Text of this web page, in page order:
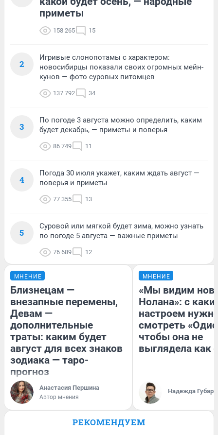
приметы
158 265 15
2
Игривые слонопотамы с характером:
новосибирцы показали своих огромных мейн-
кунов — фото суровых питомцев
137 792 34
3
По погоде 3 августа можно определить, каким
будет декабрь, — приметы и поверья
86 749 11
4
Погода 30 июля укажет, каким ждать август —
поверья и приметы
77 355 13
5
Суровой или мягкой будет зима, можно узнать
по погоде 5 августа — важные приметы
76 689 12
МНЕНИЕ
Близнецам —
внезапные перемены,
Девам —
дополнительные
траты: каким будет
август для всех знаков
зодиака — таро-
прогноз
Анастасия Першина
Автор мнения
МНЕНИЕ
«Мы видим
Нолана»: с
настроем
смотреть
чтобы она не
выглядела как
Надежда Губарь
РЕКОМЕНДУЕМ